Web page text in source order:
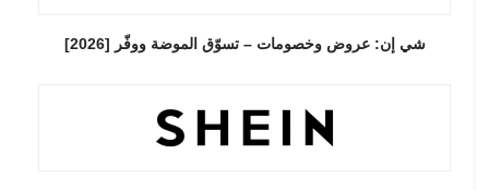
شي إن: عروض وخصومات – تسوّق الموضة ووفّر [2026]